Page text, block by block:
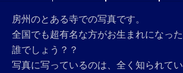
房州のとある寺での写真です。
全国でも超有名な方がお生まれになった
誰でしょう？？
写真に写っているのは、全く知られて